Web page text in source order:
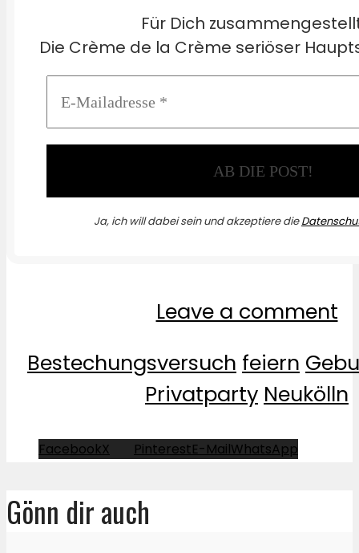
Für Dich
Die Crème de la Crème seriöser
Ja, ich will dabei sein und akzeptiere die
Leave a comment
Bestechungsversuch feiern
Privatparty Neukölln
FacebookX PinterestE-MailWhatsApp
Gönn dir auch